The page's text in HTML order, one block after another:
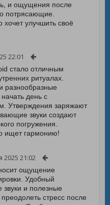
и ощущения после
потрясающие.
улучшить своё
22:01
стало отличным
ритуалах.
разнообразные
день с
Утверждения заряжают
звуки создают
погружения.
ищет гармонию!
2025 21:02
ощущение
Удобный
и полезные
стресс после